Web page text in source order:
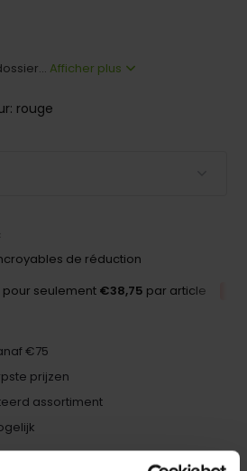
Afficher plus
rouge
de réduction
pour seulement €38,75 par article
€75
prijzen
assortiment